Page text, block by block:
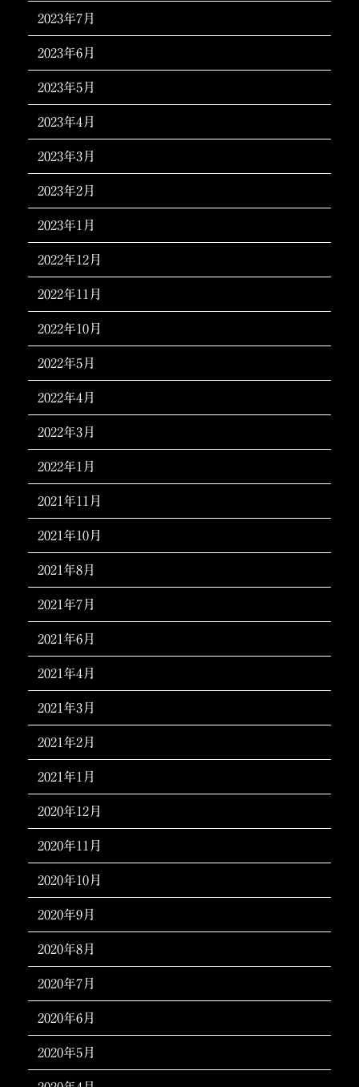
2023年7月
2023年6月
2023年5月
2023年4月
2023年3月
2023年2月
2023年1月
2022年12月
2022年11月
2022年10月
2022年5月
2022年4月
2022年3月
2022年1月
2021年11月
2021年10月
2021年8月
2021年7月
2021年6月
2021年4月
2021年3月
2021年2月
2021年1月
2020年12月
2020年11月
2020年10月
2020年9月
2020年8月
2020年7月
2020年6月
2020年5月